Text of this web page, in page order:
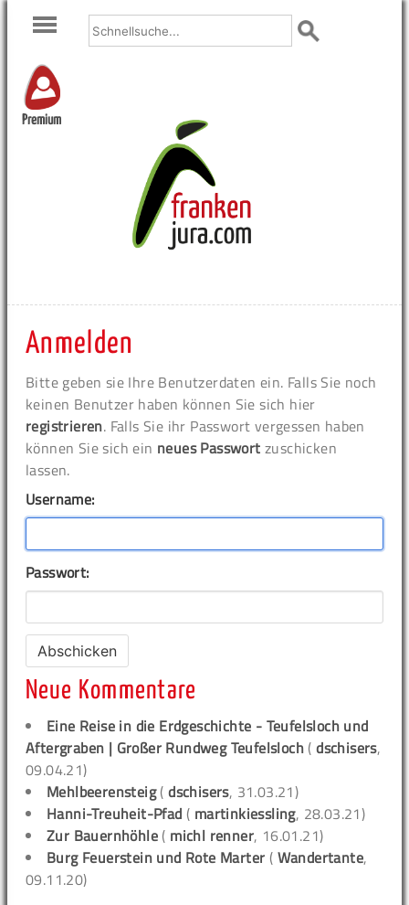
Premium
Anmelden
Bitte geben sie Ihre Benutzerdaten ein. Falls Sie noch
keinen Benutzer haben können Sie sich hier
registrieren. Falls Sie ihr Passwort vergessen haben
können Sie sich ein neues Passwort zuschicken
lassen.
Username:
Passwort:
Neue Kommentare
Eine Reise in die Erdgeschichte - Teufelsloch und
Aftergraben | Großer Rundweg Teufelsloch (dschisers,
09.04.21)
Mehlbeerensteig(dschisers, 31.03.21)
Hanni-Treuheit-Pfad ( martinkiessling, 28.03.21)
Zur Bauernhöhle ( michl renner, 16.01.21)
Burg Feuerstein und Rote Marter ( Wandertante,
09.11.20)